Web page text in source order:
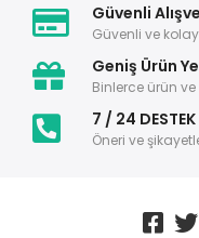
Güvenli
Güvenli ve
Geniş Ürün
Binlerce ürün
7 / 24 DESTEK
Öneri ve